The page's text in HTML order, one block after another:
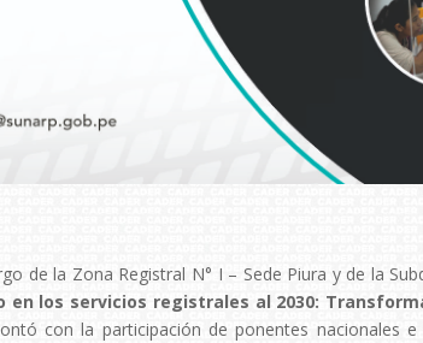
de la Zona Registral N° I – Sede Piura y de la
en los servicios registrales al 2030:
con la participación de ponentes nacionales